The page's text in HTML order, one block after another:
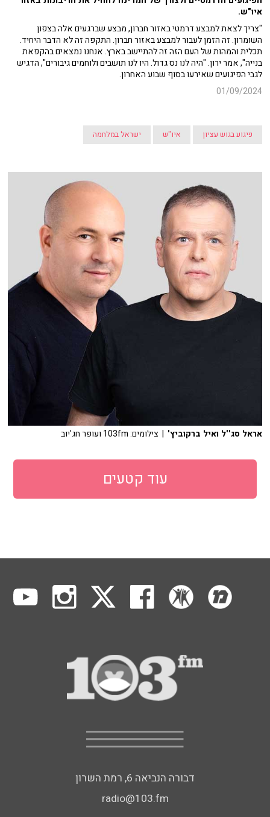
איו"ש.
"צריך לצאת למבצע דרמטי באזור חברון, מבצע שברגעים אלה בצפון
השומרון. זה הזמן לעבור למבצע באזור חברון. התקפה זה לא הדבר היחיד.
תכלית והמהות של העם הזה זה להתיישב בארץ. אנחנו נמצאים בהקפאת
בנייה", אמר ירון. "היה לנו נס גדול. היו לנו תושבים ולוחמים גיבורים", הדגיש
לגבי הפיגועים שאירעו בסוף שבוע האחרון.
01/09/2024
פיגוע בגוש עציון איו"ש ישראל במלחמה
אראל סג''ל ואיל ברקוביץ' | צילומים: 103fm ועופר חג'יוב
עוד קטעים
דבורה הנביאה 6, רמת השרון
radio@103.fm